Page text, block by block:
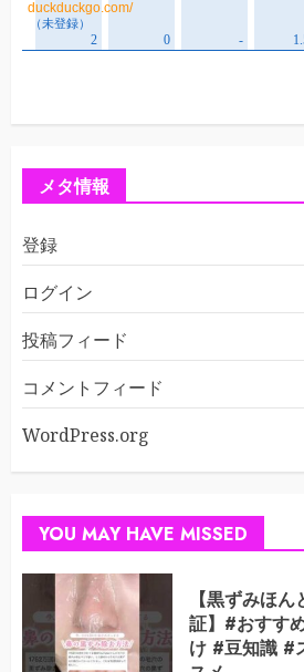
メタ情報
登録
ログイン
投稿フィード
コメントフィード
WordPress.org
YOU MAY HAVE MISSED
【黒ずみほ
証】#おすす
け #豆知識 #